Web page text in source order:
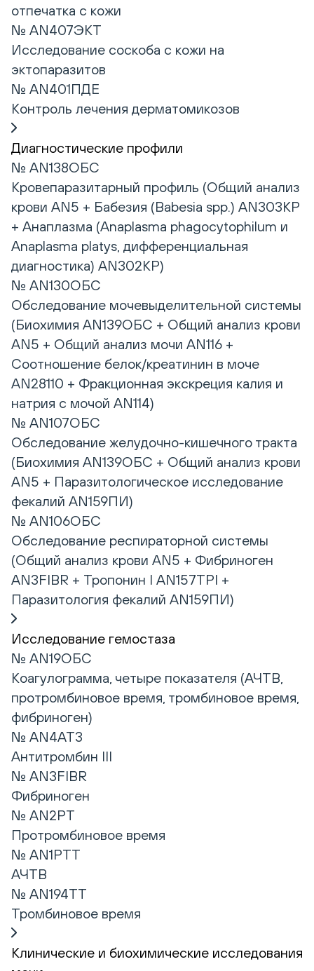
отпечатка с кожи
№ AN407ЭКТ
Исследование соскоба с кожи на
эктопаразитов
№ AN401ПДЕ
Контроль лечения дерматомикозов
Диагностические профили
№ AN138ОБС
Кровепаразитарный профиль (Общий анализ
крови AN5 + Бабезия (Babesia spp.) AN303КР
+ Анаплазма (Anaplasma phagocytophilum и
Anaplasma platys, дифференциальная
диагностика) AN302КР)
№ AN130ОБС
Обследование мочевыделительной системы
(Биохимия AN139ОБС + Общий анализ крови
AN5 + Общий анализ мочи AN116 +
Соотношение белок/креатинин в моче
AN28110 + Фракционная экскреция калия и
натрия с мочой AN114)
№ AN107ОБС
Обследование желудочно-кишечного тракта
(Биохимия AN139ОБС + Общий анализ крови
AN5 + Паразитологическое исследование
фекалий AN159ПИ)
№ AN106ОБС
Обследование респираторной системы
(Общий анализ крови AN5 + Фибриноген
AN3FIBR + Тропонин I AN157TPI +
Паразитология фекалий AN159ПИ)
Исследование гемостаза
№ AN19ОБС
Коагулограмма, четыре показателя (АЧТВ,
протромбиновое время, тромбиновое время,
фибриноген)
№ AN4AT3
Антитромбин III
№ AN3FIBR
Фибриноген
№ AN2PT
Протромбиновое время
№ AN1PTT
АЧТВ
№ AN194TT
Тромбиновое время
Клинические и биохимические исследования